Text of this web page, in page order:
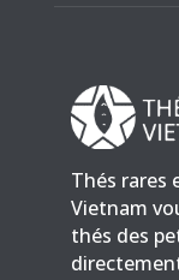
Thés rares
Vietnam
thés des